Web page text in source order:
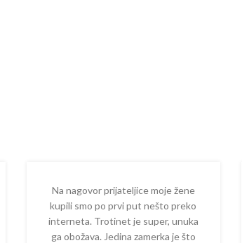
Na nagovor prijateljice moje žene
kupili smo po prvi put nešto preko
interneta. Trotinet je super, unuka
ga obožava. Jedina zamerka je što